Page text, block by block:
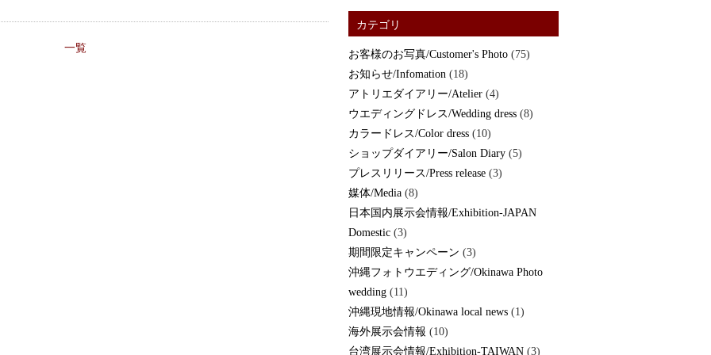
一覧
カテゴリ
お客様のお写真/Customer's Photo (75)
お知らせ/Infomation (18)
アトリエダイアリー/Atelier (4)
ウエディングドレス/Wedding dress (8)
カラードレス/Color dress (10)
ショップダイアリー/Salon Diary (5)
プレスリリース/Press release (3)
媒体/Media (8)
日本国内展示会情報/Exhibition-JAPAN
Domestic (3)
期間限定キャンペーン (3)
沖縄フォトウエディング/Okinawa Photo
wedding (11)
沖縄現地情報/Okinawa local news (1)
海外展示会情報 (10)
台湾展示会情報/Exhibition-TAIWAN (3)